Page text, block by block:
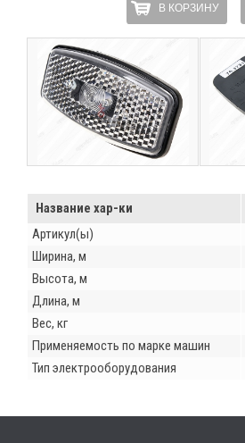
В КОРЗИНУ
Название хар-ки
Артикул(ы)
Ширина, м
Высота, м
Длина, м
Вес, кг
Применяемость по марке машин
Тип электрооборудования